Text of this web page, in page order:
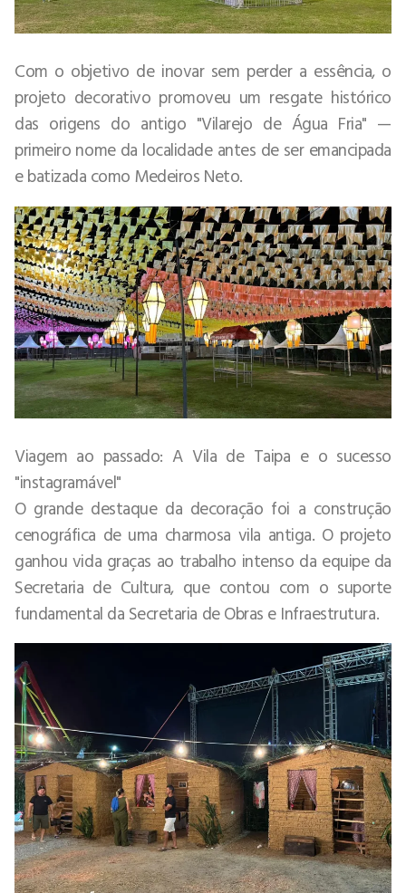
Com o objetivo de inovar sem perder a essência, o
projeto decorativo promoveu um resgate histórico
das origens do antigo "Vilarejo de Água Fria" —
primeiro nome da localidade antes de ser emancipada
e batizada como Medeiros Neto.
Viagem ao passado: A Vila de Taipa e o sucesso
"instagramável"
O grande destaque da decoração foi a construção
cenográfica de uma charmosa vila antiga. O projeto
ganhou vida graças ao trabalho intenso da equipe da
Secretaria de Cultura, que contou com o suporte
fundamental da Secretaria de Obras e Infraestrutura.